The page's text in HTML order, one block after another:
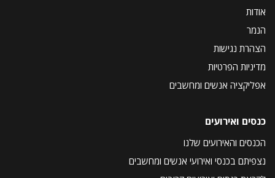
אודות
הנמר
הצהרת נגישות
מדיניות הפרטיות
אפליקציה אנשים ומחשבים
כנסים ואירועים
הכנסים והאירועים שלנו
נצפיתם בכנסי ואירועי אנשים ומחשבים